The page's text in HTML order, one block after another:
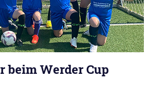
beim Werder Cup